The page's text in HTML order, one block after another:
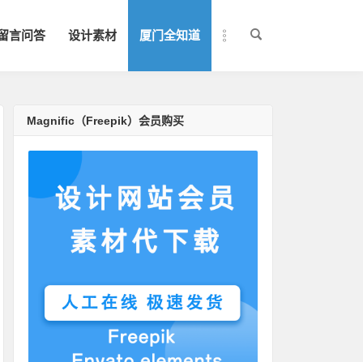
言问答 设计素材 厦门全知道
Magnific（Freepik）会员购买